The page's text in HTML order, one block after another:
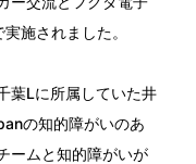
施されました。
葉Lに所属していた井
の知的障がいのあ
ームと知的障がいが